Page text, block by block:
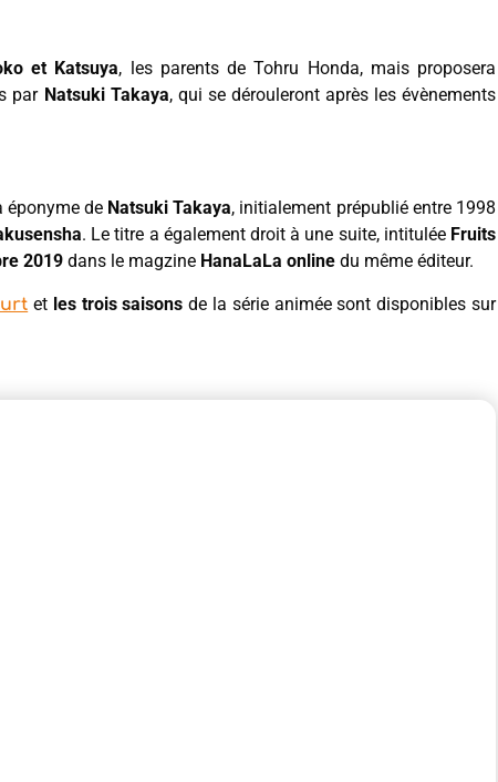
et Katsuya, les parents de Tohru Honda, mais proposera
par Natsuki Takaya, qui se dérouleront après les évènements
éponyme de Natsuki Takaya, initialement prépublié entre 1998
. Le titre a également droit à une suite, intitulée Fruits
2019 dans le magzine HanaLaLa online du même éditeur.
et les trois saisons de la série animée sont disponibles sur